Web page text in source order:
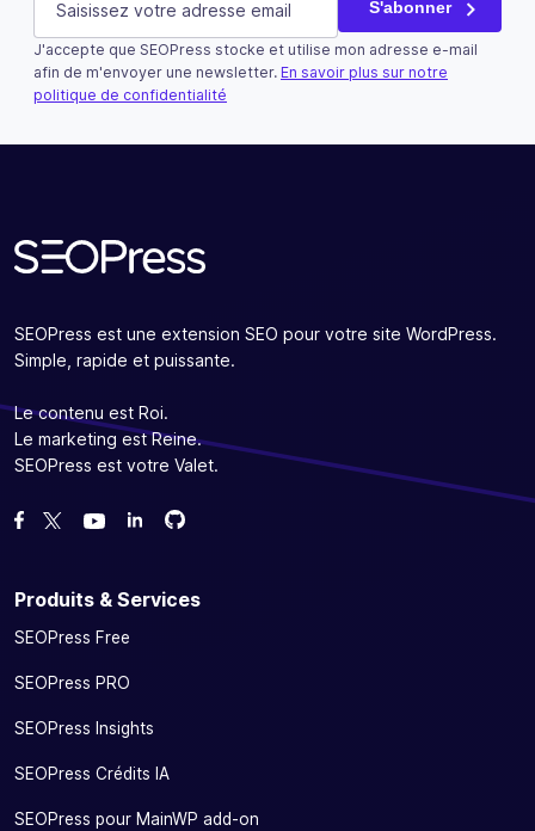
Ce champ n’est utilisé qu’à des fins de validation et
S'abonner
J'accepte que SEOPress stocke et utilise mon adresse e-mail
afin de m'envoyer une newsletter. En savoir plus sur notre
politique de confidentialité
SEOPress est une extension SEO pour votre site WordPress.
Simple, rapide et puissante.
Le contenu est Roi.
Le marketing est Reine.
SEOPress est votre Valet.
Likez notre page Facebook
Suivez-nous sur Twitter
Nous voir sur YouTube
Forcez-nous sur GitHub
Forcez-nous sur GitHub
Produits & Services
SEOPress Free
SEOPress PRO
SEOPress Insights
SEOPress Crédits IA
SEOPress pour MainWP add-on